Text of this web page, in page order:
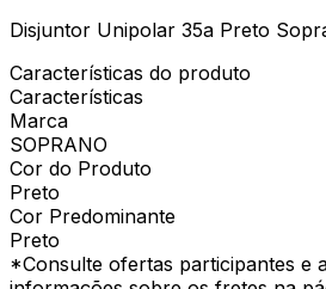
Disjuntor Unipolar 35a Preto
Características do produto
Características
Marca
SOPRANO
Cor do Produto
Preto
Cor Predominante
Preto
*Consulte ofertas participantes e